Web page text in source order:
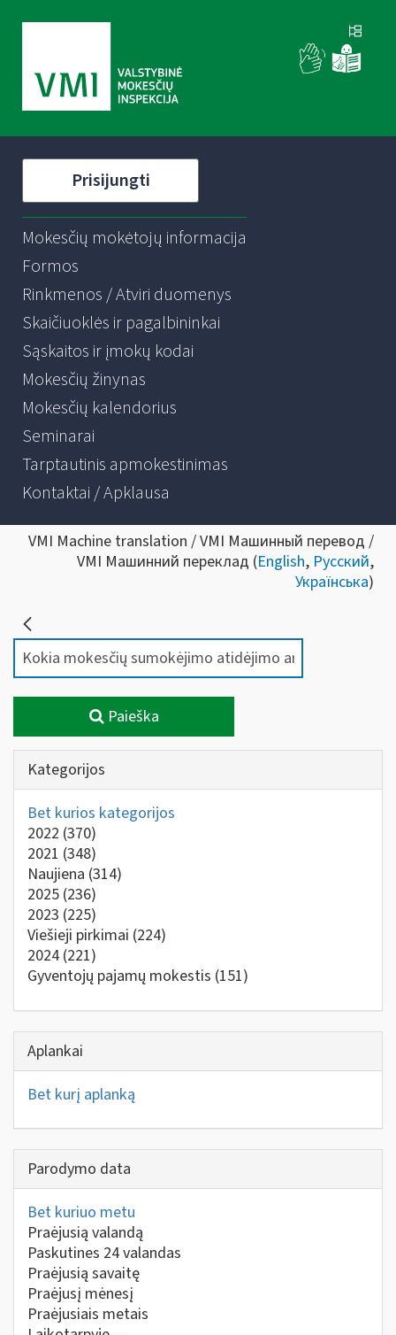
Prisijungti
Mokesčių mokėtojų informacija
Formos
Rinkmenos / Atviri duomenys
Skaičiuoklės ir pagalbininkai
Sąskaitos ir įmokų kodai
Mokesčių žinynas
Mokesčių kalendorius
Seminarai
Tarptautinis apmokestinimas
Kontaktai / Apklausa
VMI Machine translation / VMI Машинный перевод /
VMI Машинний переклад (English, Русский,
Українська)
Paieška
Kategorijos
Bet kurios kategorijos
2022 (370)
2021 (348)
Naujiena (314)
2025 (236)
2023 (225)
Viešieji pirkimai (224)
2024 (221)
Gyventojų pajamų mokestis (151)
Aplankai
Bet kurį aplanką
Parodymo data
Bet kuriuo metu
Praėjusią valandą
Paskutines 24 valandas
Praėjusią savaitę
Praėjusį mėnesį
Praėjusiais metais